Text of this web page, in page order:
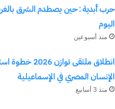
حرب أبدية : حين يصطدم الشرق
اليوم
منذ أسبوعين
انطلاق ملتقى
الإنسان المصري في الإسماعيلية
منذ 3 أسابيع